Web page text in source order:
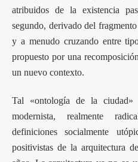
atribuidos de la existencia
segundo, derivado del
y a menudo cruzando entre
propuesto por una
un nuevo contexto.
Tal «ontología de la
modernista, realmente
definiciones socialmente
positivistas de la arquitectura